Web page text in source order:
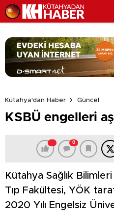
Kütahya'dan Haber
Güncel
KSBÜ engelleri
0
Kütahya Sağlık
Tıp Fakültesi, YÖK
2020 Yılı Engelsiz